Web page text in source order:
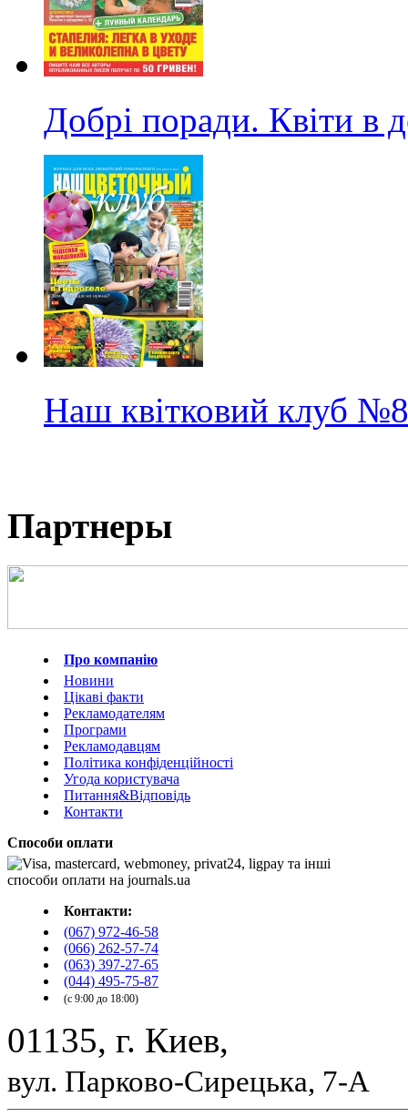
Добрі поради. Квіти в
Наш квітковий клуб №8
Партнеры
Про компанію
Новини
Цікаві факти
Рекламодателям
Програми
Рекламодавцям
Політика конфіденційності
Угода користувача
Питання&Відповідь
Контакти
Способи оплати
Контакти:
(067) 972-46-58
(066) 262-57-74
(063) 397-27-65
(044) 495-75-87
(с 9:00 до 18:00)
01135, г. Киев,
вул. Парково-Сирецька, 7-А